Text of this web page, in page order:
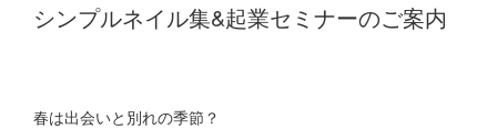
シンプルネイル集&起業セミナーのご案内
春は出会いと別れの季節？